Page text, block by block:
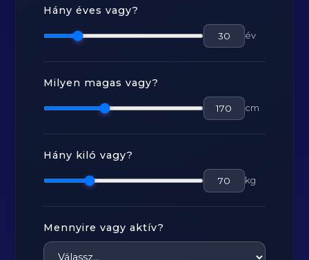
Hány éves vagy?
év
Milyen magas vagy?
cm
Hány kiló vagy?
kg
Mennyire vagy aktív?